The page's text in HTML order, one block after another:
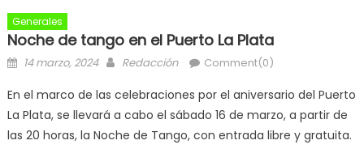
Generales
Noche de tango en el Puerto La Plata
14 marzo, 2024 Redacción Comment(0)
En el marco de las celebraciones por el aniversario del Puerto
La Plata, se llevará a cabo el sábado 16 de marzo, a partir de
las 20 horas, la Noche de Tango, con entrada libre y gratuita.